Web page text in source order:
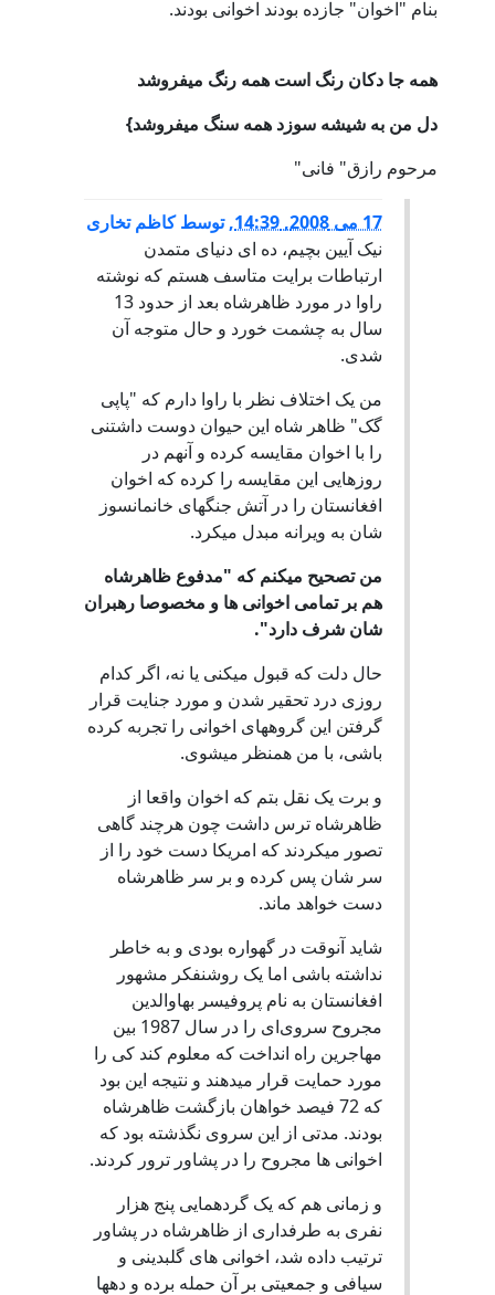
بنام "اخوان" جازده بودند اخوانی بودند.
همه جا دکان رنگ است همه رنگ میفروشد
دل من به شیشه سوزد همه سنگ میفروشد}
مرحوم رازق" فانی"
17 می 2008, 14:39 ,توسطکاظم تخاری
نیک آیین بچیم، ده ای دنیای متمدن
ارتباطات برایت متاسف هستم که نوشته
راوا در مورد ظاهرشاه بعد از حدود 13
سال به چشمت خورد و حال متوجه آن
شدی.
من یک اختلاف نظر با راوا دارم که "پاپی
گک" ظاهر شاه این حیوان دوست داشتنی
را با اخوان مقایسه کرده و آنهم در
روزهایی این مقایسه را کرده که اخوان
افغانستان را در آتش جنگهای خانمانسوز
شان به ویرانه مبدل میکرد.
من تصحیح میکنم که "مدفوع ظاهرشاه
هم بر تمامی اخوانی ها و مخصوصا رهبران
شان شرف دارد".
حال دلت که قبول میکنی یا نه، اگر کدام
روزی درد تحقیر شدن و مورد جنایت قرار
گرفتن این گروههای اخوانی را تجربه کرده
باشی، با من همنظر میشوی.
و برت یک نقل بتم که اخوان واقعا از
ظاهرشاه ترس داشت چون هرچند گاهی
تصور میکردند که امریکا دست خود را از
سر شان پس کرده و بر سر ظاهرشاه
دست خواهد ماند.
شاید آنوقت در گهواره بودی و به خاطر
نداشته باشی اما یک روشنفکر مشهور
افغانستان به نام پروفیسر بهاوالدین
‌مجروح‌ سروی‌ای را در سال 1987 بین
مهاجرین راه انداخت که معلوم کند کی را
مورد حمایت قرار میدهند و نتیجه این بود
که 72 فیصد خواهان بازگشت ظاهرشاه
بودند. مدتی از این سروی نگذشته بود که
اخوانی ها مجروح را در پشاور ترور کردند.
و زمانی هم که یک گردهمایی پنج هزار
نفری به طرفداری از ظاهرشاه در پشاور
ترتیب داده شد، اخوانی های گلبدینی و
سیافی و جمعیتی بر آن حمله برده و دهها